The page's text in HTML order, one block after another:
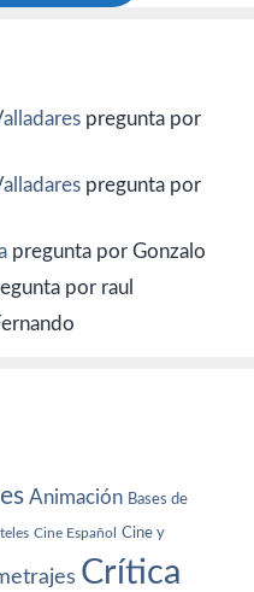
pregunta por
pregunta por
pregunta por Gonzalo
por raul
Animación Bases de
Cine Español Cine y
Crítica